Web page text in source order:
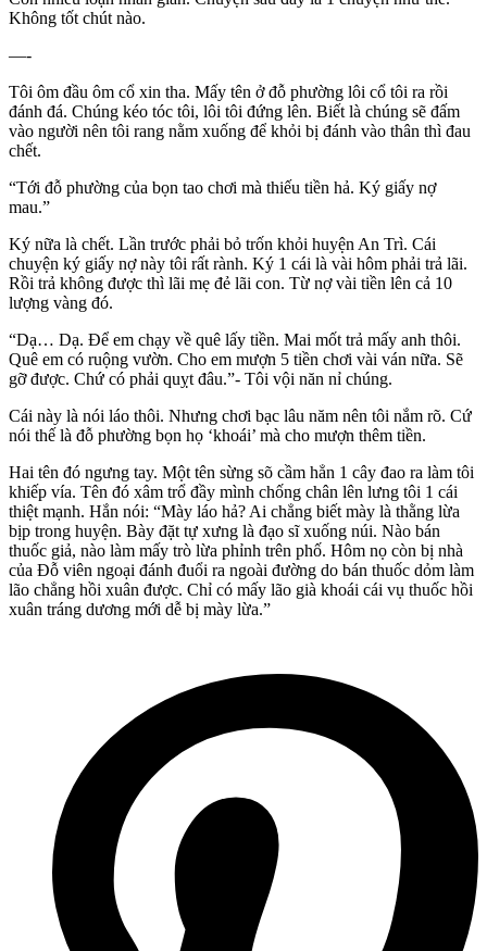
Không tốt chút nào.
—-
Tôi ôm đầu ôm cổ xin tha. Mấy tên ở đỗ phường lôi cổ tôi ra rồi
đánh đá. Chúng kéo tóc tôi, lôi tôi đứng lên. Biết là chúng sẽ đấm
vào người nên tôi rang nằm xuống để khỏi bị đánh vào thân thì đau
chết.
“Tới đỗ phường của bọn tao chơi mà thiếu tiền hả. Ký giấy nợ
mau.”
Ký nữa là chết. Lần trước phải bỏ trốn khỏi huyện An Trì. Cái
chuyện ký giấy nợ này tôi rất rành. Ký 1 cái là vài hôm phải trả lãi.
Rồi trả không được thì lãi mẹ đẻ lãi con. Từ nợ vài tiền lên cả 10
lượng vàng đó.
“Dạ… Dạ. Để em chạy về quê lấy tiền. Mai mốt trả mấy anh thôi.
Quê em có ruộng vườn. Cho em mượn 5 tiền chơi vài ván nữa. Sẽ
gỡ được. Chứ có phải quỵt đâu.”- Tôi vội năn nỉ chúng.
Cái này là nói láo thôi. Nhưng chơi bạc lâu năm nên tôi nắm rõ. Cứ
nói thế là đỗ phường bọn họ ‘khoái’ mà cho mượn thêm tiền.
Hai tên đó ngưng tay. Một tên sừng sõ cầm hẳn 1 cây đao ra làm tôi
khiếp vía. Tên đó xâm trổ đầy mình chống chân lên lưng tôi 1 cái
thiệt mạnh. Hắn nói: “Mày láo hả? Ai chẳng biết mày là thằng lừa
bịp trong huyện. Bày đặt tự xưng là đạo sĩ xuống núi. Nào bán
thuốc giả, nào làm mấy trò lừa phỉnh trên phố. Hôm nọ còn bị nhà
của Đỗ viên ngoại đánh đuổi ra ngoài đường do bán thuốc dỏm làm
lão chẳng hồi xuân được. Chỉ có mấy lão già khoái cái vụ thuốc hồi
xuân tráng dương mới dễ bị mày lừa.”